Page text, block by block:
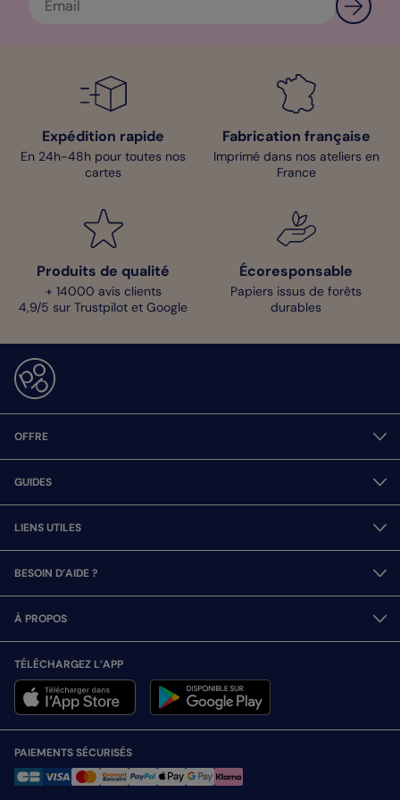
Léa- Pop Designer
Expédition rapide
En 24h-48h pour toutes nos
cartes
Fabrication française
Imprimé dans nos ateliers en
France
Produits de qualité
+ 14000 avis clients
4,9/5 sur Trustpilot et Google
Écoresponsable
Papiers issus de forêts
durables
OFFRE
GUIDES
LIENS UTILES
BESOIN D’AIDE ?
À PROPOS
TÉLÉCHARGEZ L’APP
PAIEMENTS SÉCURISÉS